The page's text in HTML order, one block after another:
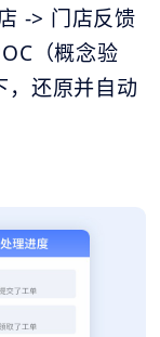
-> 门店反馈
（概念验
，还原并自动